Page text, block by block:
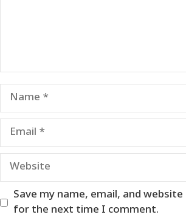
Name
Email
Website
Save my name, email, and
for the next time I comment.